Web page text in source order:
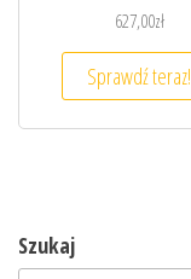
627,00zł
Sprawdź teraz!
Szukaj